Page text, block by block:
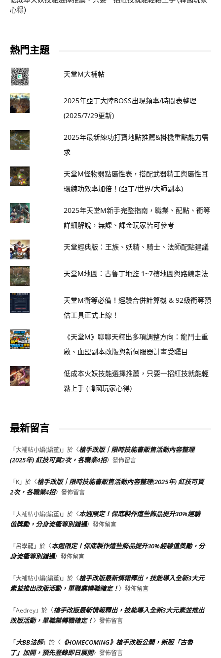
心得)
熱門主題
天堂M大補帖
2025年亞丁大陸BOSS出現頻率/時間表整理
(2025/7/29更新)
2025年最新練功打寶地點推薦&掛機重點能力需
求
天堂M怪物弱點屬性表，搭配武器精工與屬性耳
環練功效率加倍！(亞丁/世界/大師副本)
2025年天堂M新手完整指南，職業、配點、衝等
詳細解說，無課、課金玩家皆可參考
天堂經典版：王族、妖精、騎士、法師配點建議
天堂M地圖：古魯丁地監 1~7樓地圖與路線走法
天堂M衝等必備！經驗合併計算機 & 92級衝等預
估工具正式上線！
《天堂M》聊聊天釋出多項調整方向：龍鬥士重
啟、血盟副本改版與新伺服器計畫受矚目
低成本火妖技能選擇推薦，只要一招紅技就能輕
鬆上手 (韓國玩家心得)
最新留言
「大補帖小編(編董) 」於〈槍手改版｜限時技能書販售活動內容整理
(2025年) 紅技可買2次，各職業4招〉發佈留言
「K」於〈槍手改版｜限時技能書販售活動內容整理(2025年) 紅技可買
2次，各職業4招〉發佈留言
「大補帖小編(編董) 」於〈本週限定！保底製作這些飾品提升30%經驗
值獎勵，分身流衝等別錯過〉發佈留言
「呂學龍」於〈本週限定！保底製作這些飾品提升30%經驗值獎勵，分
身流衝等別錯過〉發佈留言
「大補帖小編(編董) 」於〈槍手改版最新情報釋出，技能導入全新3大元
素並推出改版活動，單職業轉職確定！〉發佈留言
「Aedrey」於〈槍手改版最新情報釋出，技能導入全新3大元素並推出
改版活動，單職業轉職確定！〉發佈留言
「大BB法師」於〈 《HOMECOMING》槍手改版公開，新服「古魯
丁」加開，預先登錄即日展開〉發佈留言